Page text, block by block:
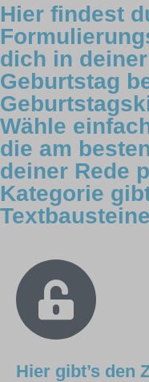
Hier findest
dich in
Geburtstag
Wähle
die am
deiner Rede
Kategorie
Hier gibt’s den